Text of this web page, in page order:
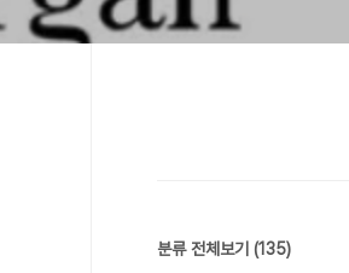
분류 전체보기 (135)